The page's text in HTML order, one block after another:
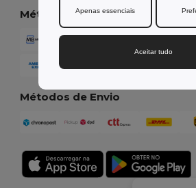
Métodos de Pagamento
Métodos de Envio
Apenas essenciais
Aceitar tudo